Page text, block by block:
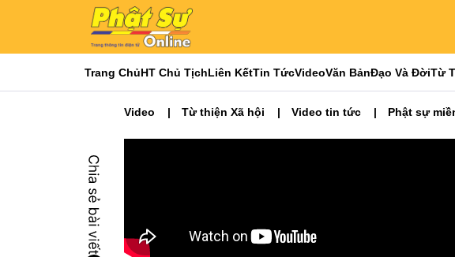
Trang ChủHT Chủ TịchLiên KếtTin TứcVideoVăn BảnĐạo Và ĐờiTừ
Video Từ thiện Xã hội Video tin tức Phật sự